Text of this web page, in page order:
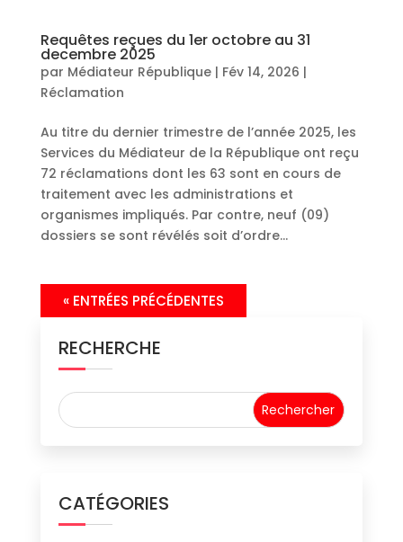
Requêtes reçues du 1er octobre au 31
decembre 2025
par Médiateur République| Fév 14, 2026 |
Réclamation
Au titre du dernier trimestre de l’année 2025, les
Services du Médiateur de la République ont reçu
72 réclamations dont les 63 sont en cours de
traitement avec les administrations et
organismes impliqués. Par contre, neuf (09)
dossiers se sont révélés soit d’ordre...
« ENTRÉES PRÉCÉDENTES
RECHERCHE
CATÉGORIES